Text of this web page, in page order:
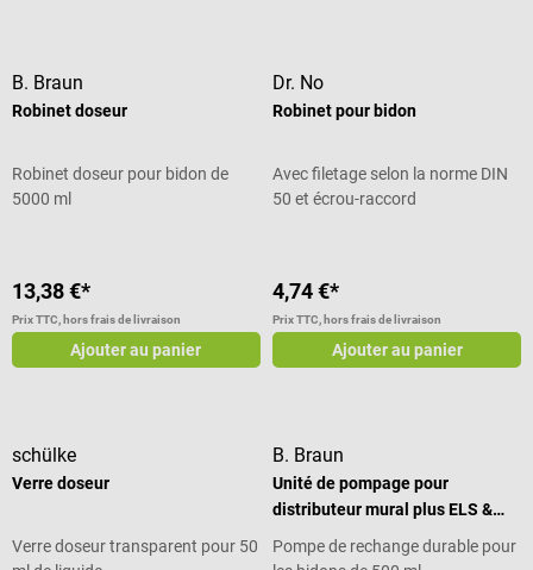
B. Braun
Robinet doseur
Robinet doseur pour bidon de
5000 ml
13,38 €*
Prix TTC, hors frais de livraison
Ajouter au panier
Dr. No
Robinet pour bidon
Avec filetage selon la norme DIN
50 et écrou-raccord
4,74 €*
Prix TTC, hors frais de livraison
Ajouter au panier
schülke
Verre doseur
Verre doseur transparent pour 50
B. Braun
Unité de pompage pour
distributeur mural plus ELS &
Pompe de rechange durable pour